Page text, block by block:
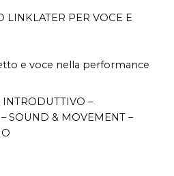
PER VOCE E
e voce nella performance
–
SOUND & MOVEMENT –